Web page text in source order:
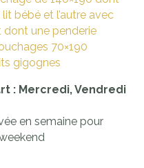
bébé et l’autre avec
une penderie
70×190
gigognes
: Mercredi, Vendredi
en semaine pour